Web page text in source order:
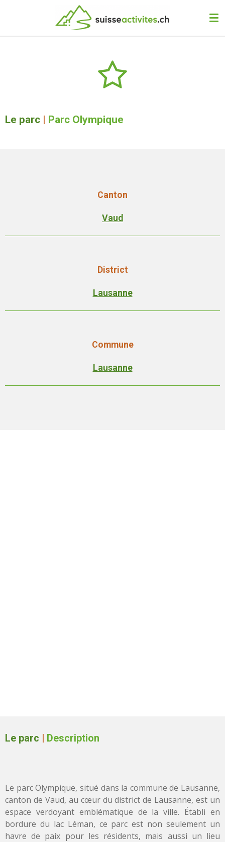
Le parc | Parc Olympique
Canton
Vaud
District
Lausanne
Commune
Lausanne
Le parc Description
Le parc Olympique, situé dans la commune de Lausanne,
canton de Vaud, au cœur du district de Lausanne, est un
espace verdoyant emblématique de la ville. Établi en
bordure du lac Léman, ce parc est non seulement un
havre de paix pour les résidents, mais aussi un lieu